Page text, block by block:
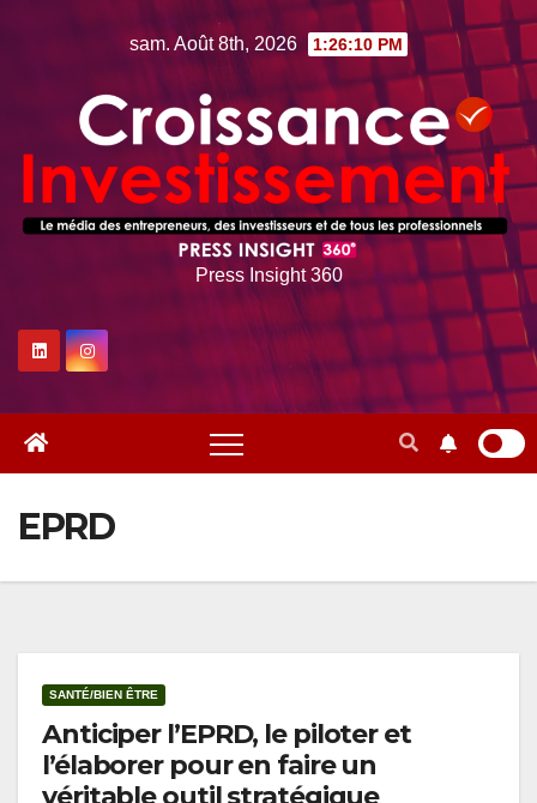
sam. Août 8th, 2026 1:26:11 PM
Press Insight 360
EPRD
SANTÉ/BIEN ÊTRE
Anticiper l’EPRD, le piloter et
l’élaborer pour en faire un